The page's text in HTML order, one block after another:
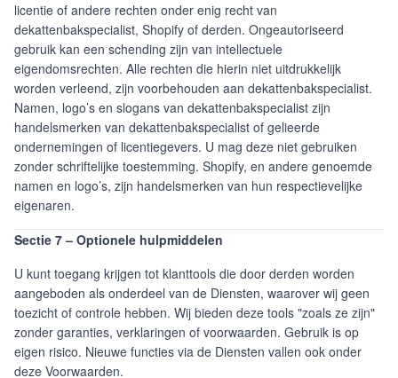
licentie of andere rechten onder enig recht van
dekattenbakspecialist, Shopify of derden. Ongeautoriseerd
gebruik kan een schending zijn van intellectuele
eigendomsrechten. Alle rechten die hierin niet uitdrukkelijk
worden verleend, zijn voorbehouden aan dekattenbakspecialist.
Namen, logo’s en slogans van dekattenbakspecialist zijn
handelsmerken van dekattenbakspecialist of gelieerde
ondernemingen of licentiegevers. U mag deze niet gebruiken
zonder schriftelijke toestemming. Shopify, en andere genoemde
namen en logo’s, zijn handelsmerken van hun respectievelijke
eigenaren.
Sectie 7 – Optionele hulpmiddelen
U kunt toegang krijgen tot klanttools die door derden worden
aangeboden als onderdeel van de Diensten, waarover wij geen
toezicht of controle hebben. Wij bieden deze tools "zoals ze zijn"
zonder garanties, verklaringen of voorwaarden. Gebruik is op
eigen risico. Nieuwe functies via de Diensten vallen ook onder
deze Voorwaarden.